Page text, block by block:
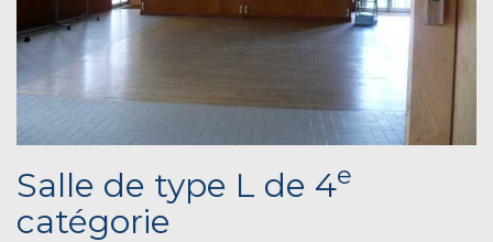
Salle de type L de 4e
catégorie